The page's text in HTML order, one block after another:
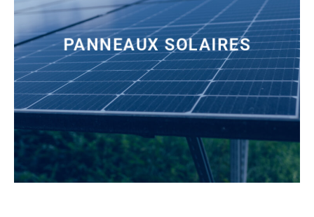
PANNEAUX SOLAIRES
installation, rénovation, dépannage…